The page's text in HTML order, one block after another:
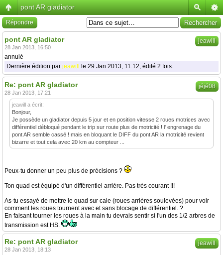
pont AR gladiator
Répondre
jeawill
pont AR gladiator
28 Jan 2013, 16:50
annulé
Dernière édition par jeawill le 29 Jan 2013, 11:12, édité 2 fois.
jéjé08
Re: pont AR gladiator
28 Jan 2013, 17:21
jeawill a écrit:
Bonjour,
Je possède un gladiator depuis 5 jour et en position vitesse 2 roues motrices avec
différentiel débloqué pendant le trip sur route plus de motricité ! l' engrenage du
pont AR semble cassé ! mais en bloquant le DIFF du pont AR la motricité revient
bizarre et tout cela avec 20 km au compteur ...
Peux-tu donner un peu plus de précisions ?
Ton quad est équipé d'un différentiel arrière. Pas très courant !!!
As-tu essayé de mettre le quad sur cale (roues arrières soulevées) pour voir
comment les roues tournent avec et sans blocage de différentiel. ?
En faisant tourner les roues à la main tu devrais sentir si l'un des 1/2 arbres de
transmission est HS.
jeawill
Re: pont AR gladiator
28 Jan 2013, 18:13